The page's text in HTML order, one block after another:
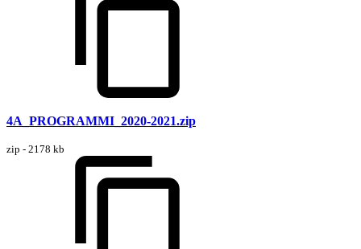
4A_PROGRAMMI_2020-2021.zip
zip - 2178 kb